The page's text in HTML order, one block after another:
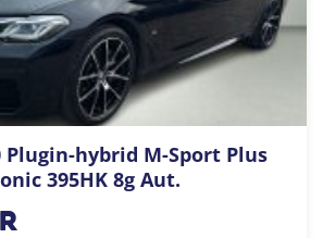
Plugin-hybrid M-Sport Plus
395HK 8g Aut.